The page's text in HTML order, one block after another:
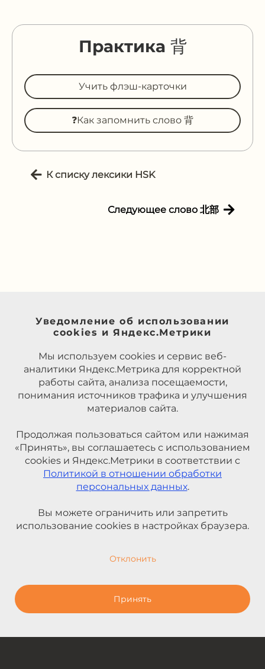
Практика 背
Учить флэш-карточки
❓Как запомнить слово 背
К списку лексики HSK
Следующее слово 北部
Уведомление об использовании
cookies и Яндекс.Метрики
Мы используем cookies и сервис веб-
аналитики Яндекс.Метрика для корректной
работы сайта, анализа посещаемости,
понимания источников трафика и улучшения
материалов сайта.
Продолжая пользоваться сайтом или нажимая
«Принять», вы соглашаетесь с использованием
cookies и Яндекс.Метрики в соответствии с
Политикой в отношении обработки
персональных данных.
Вы можете ограничить или запретить
использование cookies в настройках браузера.
Отклонить
Принять